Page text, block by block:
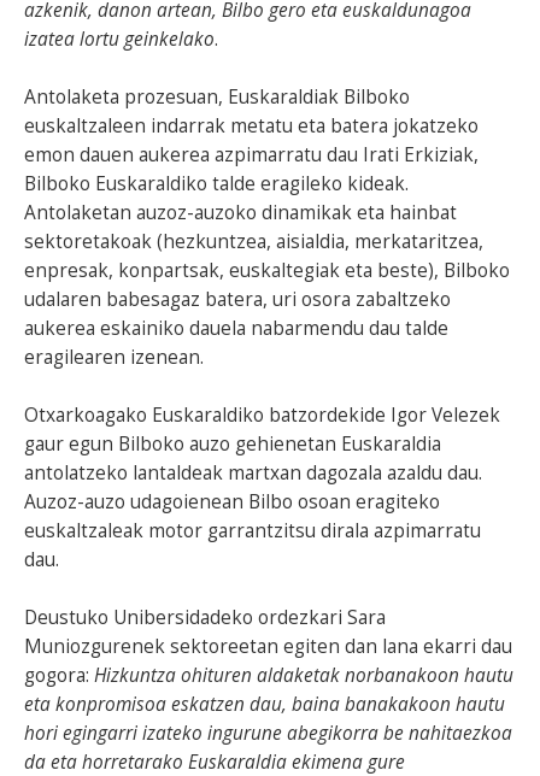
azkenik, danon artean, Bilbo gero eta euskaldunagoa
izatea lortu geinkelako.
Antolaketa prozesuan, Euskaraldiak Bilboko
euskaltzaleen indarrak metatu eta batera jokatzeko
emon dauen aukerea azpimarratu dau Irati Erkiziak,
Bilboko Euskaraldiko talde eragileko kideak.
Antolaketan auzoz-auzoko dinamikak eta hainbat
sektoretakoak (hezkuntzea, aisialdia, merkataritzea,
enpresak, konpartsak, euskaltegiak eta beste), Bilboko
udalaren babesagaz batera, uri osora zabaltzeko
aukerea eskainiko dauela nabarmendu dau talde
eragilearen izenean.
Otxarkoagako Euskaraldiko batzordekide Igor Velezek
gaur egun Bilboko auzo gehienetan Euskaraldia
antolatzeko lantaldeak martxan dagozala azaldu dau.
Auzoz-auzo udagoienean Bilbo osoan eragiteko
euskaltzaleak motor garrantzitsu dirala azpimarratu
dau.
Deustuko Unibersidadeko ordezkari Sara
Muniozgurenek sektoreetan egiten dan lana ekarri dau
gogora: Hizkuntza ohituren aldaketak norbanakoon hautu
eta konpromisoa eskatzen dau, baina banakakoon hautu
hori egingarri izateko ingurune abegikorra be nahitaezkoa
da eta horretarako Euskaraldia ekimena gure